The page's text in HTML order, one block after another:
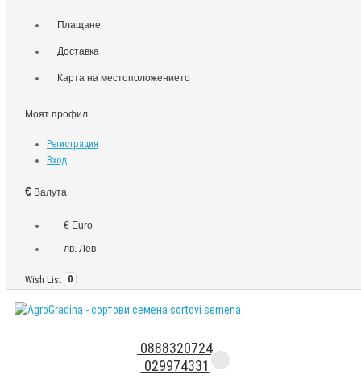
Плащане
Доставка
Карта на местоположението
Моят профил
Регистрация
Вход
€ Валута
€ Euro
лв. Лев
Wish List 0
0888320724
029974331